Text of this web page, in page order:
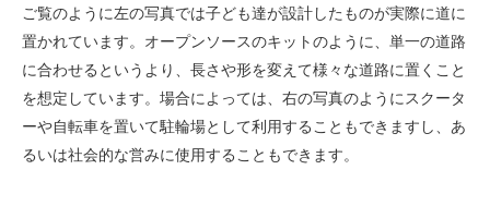
ご覧のように左の写真では子ども達が設計したものが実際に道に
置かれています。オープンソースのキットのように、単一の道路
に合わせるというより、長さや形を変えて様々な道路に置くこと
を想定しています。場合によっては、右の写真のようにスクータ
ーや自転車を置いて駐輪場として利用することもできますし、あ
るいは社会的な営みに使用することもできます。